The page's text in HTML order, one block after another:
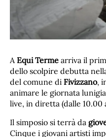
AEqui Terme arriva il
dello scolpire debutta
del comune di Fivizzano,
animare le giornata
live, in diretta (dalle 10.00
Il simposio si terrà da
Cinque i giovani artisti